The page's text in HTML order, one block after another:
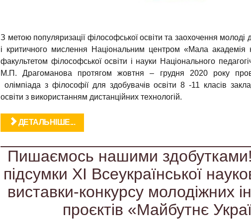
З метою популяризації філософської освіти та заохочення молоді
і критичного мислення Національним центром «Мала академія
факультетом філософської освіти і науки Національного
М.П. Драгоманова протягом жовтня – грудня 2020 року
олімпіада з філософії для здобувачів освіти 8 -11 класів
освіти з використанням дистанційних технологій.
ДЕТАЛЬНІШЕ...
Пишаємось нашими
підсумки XІ Всеукраїнської
виставки-конкурсу молодіжних
проєктів «Майбутнє